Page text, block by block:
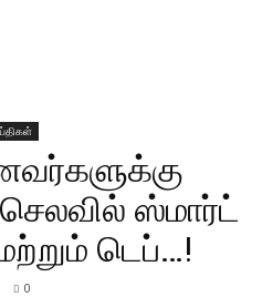
ஸ்மார்ட்
டெப்…!
0